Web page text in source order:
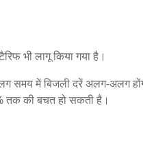
भी लागू किया गया है।
समय में बिजली दरें अलग-अलग
तक की बचत हो सकती है।